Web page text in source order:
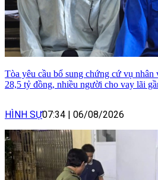
Tòa yêu cầu bổ sung chứng cứ vụ nhân
28,5 tỷ đồng, nhiều người cho vay lãi
HÌNH SỰ07:34 06/08/2026